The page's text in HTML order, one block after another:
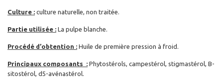
Culture : culture naturelle, non traitée.
Partie utilisée : La pulpe blanche.
Procédé d’obtention : Huile de première pression à froid.
Principaux composants : Phytostérols, campestérol, stigmastérol, B-
sitostérol, d5-avénastérol.